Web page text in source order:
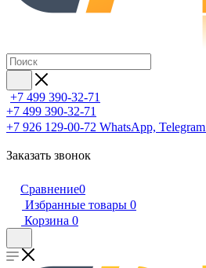
+7 499 390-32-71
+7 499 390-32-71
+7 926 129-00-72 WhatsApp, Telegram
Заказать звонок
Сравнение0
Избранные товары 0
Корзина 0